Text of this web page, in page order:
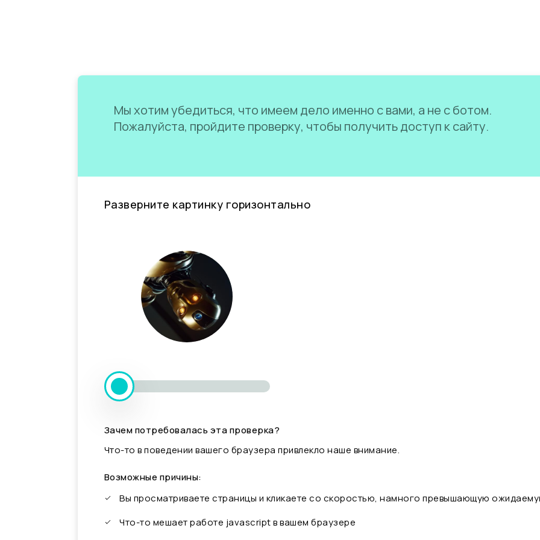
Мы хотим убедиться, что имеем дело именно с вами, а не с ботом.
Пожалуйста, пройдите проверку, чтобы получить доступ к сайту.
Разверните картинку горизонтально
Зачем потребовалась эта проверка?
Что-то в поведении вашего браузера привлекло наше внимание.
Возможные причины:
Вы просматриваете страницы и кликаете со скоростью, намного превышающую
Что-то мешает работе javascript в вашем браузере